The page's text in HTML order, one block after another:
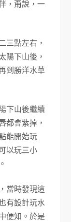
，甭說，一
三點左右，
陽下山後，
到勝洋水草
下山後繼續
都會紫掉，
能開始玩
以玩三小
當時發現這
有設計玩水
便知。於是